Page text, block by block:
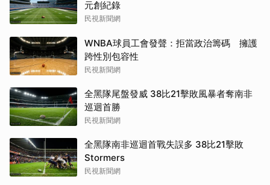
元創紀錄
民視新聞網
WNBA球員工會發聲：拒當政治籌碼 擁護
跨性別包容性
民視新聞網
全黑隊尾盤發威 38比21擊敗風暴者奪南非
巡迴首勝
民視新聞網
全黑隊南非巡迴首戰失誤多 38比21擊敗
Stormers
民視新聞網